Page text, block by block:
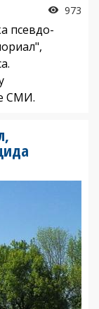
973
псевдо-
СМИ.